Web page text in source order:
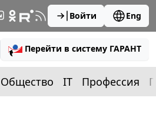
Войти Eng
Перейти в систему ГАРАНТ
Общество IT Профессия